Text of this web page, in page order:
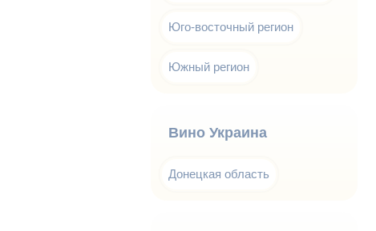
Юго-восточный регион
Южный регион
Вино Украина
Донецкая область